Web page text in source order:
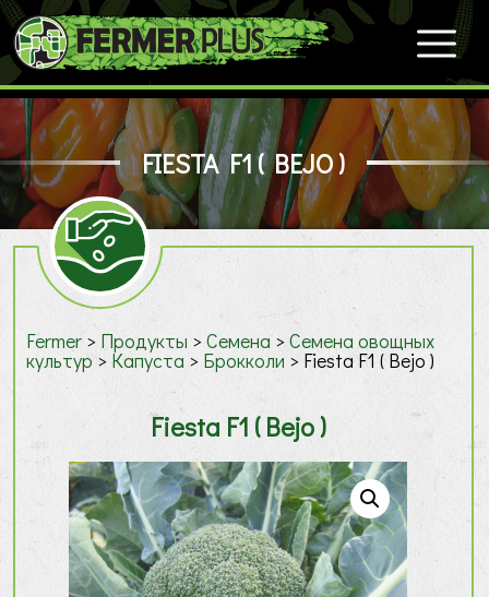
FIESTA F1 ( BEJO )
Fermer > Продукты >Семена >Cемена овощных
культур > Капуста > Брокколи > Fiesta F1 ( Bejo )
Fiesta F1 ( Bejo )